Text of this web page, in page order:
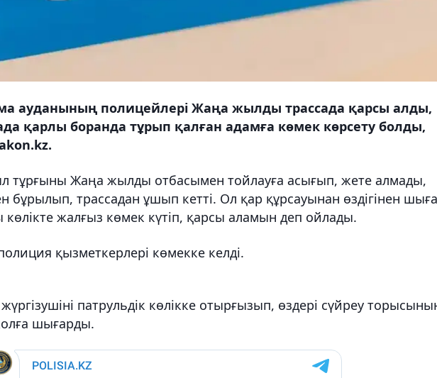
ауданының полицейлері Жаңа жылды трассада қарсы алды,
қарлы боранда тұрып қалған адамға көмек көрсету болды,
тұрғыны Жаңа жылды отбасымен тойлауға асығып, жете алмады,
бұрылып, трассадан ұшып кетті. Ол қар құрсауынан өздігінен шыға
жалғыз көмек күтіп, қарсы аламын деп ойлады.
қызметкерлері көмекке келді.
патрульдік көлікке отырғызып, өздері сүйреу
шығарды.